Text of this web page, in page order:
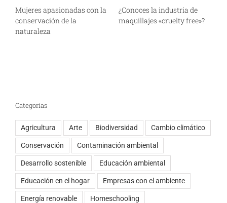
Mujeres apasionadas con la
conservación de la
naturaleza
¿Conoces la industria de
maquillajes «cruelty free»?
Categorías
Agricultura Arte Biodiversidad Cambio climático
Conservación Contaminación ambiental
Desarrollo sostenible Educación ambiental
Educación en el hogar Empresas con el ambiente
Energía renovable Homeschooling